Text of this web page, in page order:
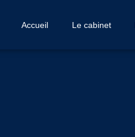
Accueil Le cabinet